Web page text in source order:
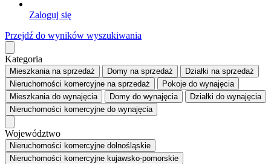
Zaloguj się
Przejdź do wyników wyszukiwania
Kategoria
Mieszkaniana sprzedaż Domy na sprzedaż Działki na sprzedaż
Nieruchomości komercyjne na sprzedaż Pokoje do wynajęcia
Mieszkaniado wynajęcia Domy do wynajęcia Działki do wynajęcia
Nieruchomości komercyjne do wynajęcia
Województwo
Nieruchomości komercyjne dolnośląskie
Nieruchomości komercyjne kujawsko-pomorskie